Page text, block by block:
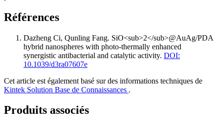
Références
Dazheng Ci, Qunling Fang. SiO<sub>2</sub>@AuAg/PDA
hybrid nanospheres with photo-thermally enhanced
synergistic antibacterial and catalytic activity. DOI:
10.1039/d3ra07607e
Cet article est également basé sur des informations techniques de
Kintek Solution Base de Connaissances .
Produits associés